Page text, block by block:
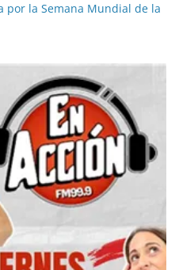
por la Semana Mundial de la